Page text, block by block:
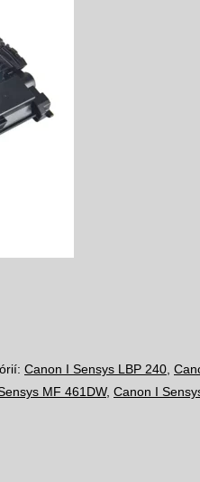
Canon I Sensys LBP 240
MF 461DW, Canon I